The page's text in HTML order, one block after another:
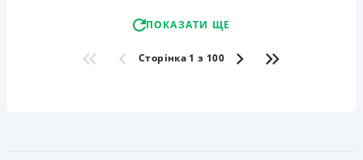
ПОКАЗАТИ ЩЕ
Сторінка 1 з 100